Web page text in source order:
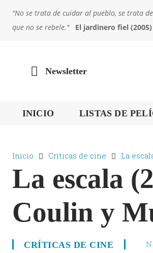
"No se trata de cuidar al pueblo, se trata
que no se rebele."
El jardinero fiel (2005)
Newsletter
INICIO LISTAS DE
Inicio Críticas de cine La
La escala
Coulin y
CRÍTICAS DE CINE